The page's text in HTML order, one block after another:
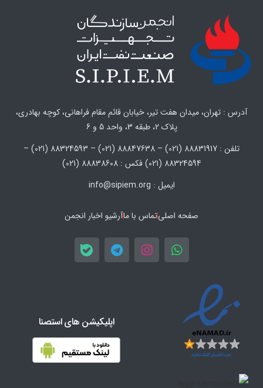
آدرس : تهران، میدان هفت تیر، خیابان قائم مقام فراهانی، کوچه بهادری،
پلاک 2، طبقه 3، واحد 5 و 6
تلفن : 88831917 (021) – 88847638 (021) – 88324593 (021) –
88324594 (021) فکس : 88838608 (021)
ایمیل : info@sipiem.org
صفحه اصلیتماس با ماآرشیو اخبار انجمن
اپلیکیشن های استصنا